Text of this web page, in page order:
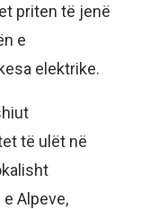
priten të jenë
e
elektrike.
të ulët në
Alpeve,